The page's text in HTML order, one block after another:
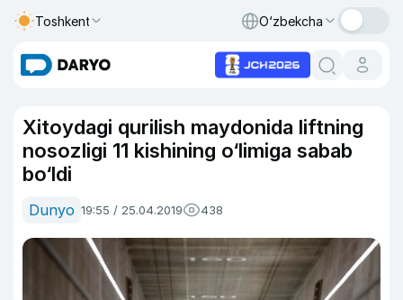
Toshkent O‘zbekcha
Xitoydagi qurilish maydonida liftning
nosozligi 11 kishining o‘limiga sabab
bo‘ldi
Dunyo 19:55 / 25.04.2019 438